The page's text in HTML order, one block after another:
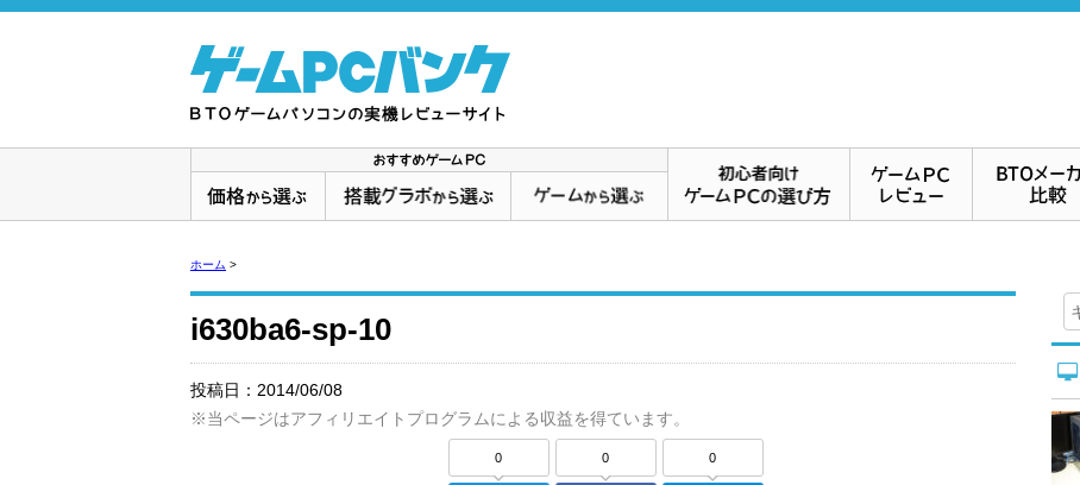
ホーム >
i630ba6-sp-10
投稿日： 2014/06/08
※当ページはアフィリエイトプログラムによる収益を得ています。
0 0 0